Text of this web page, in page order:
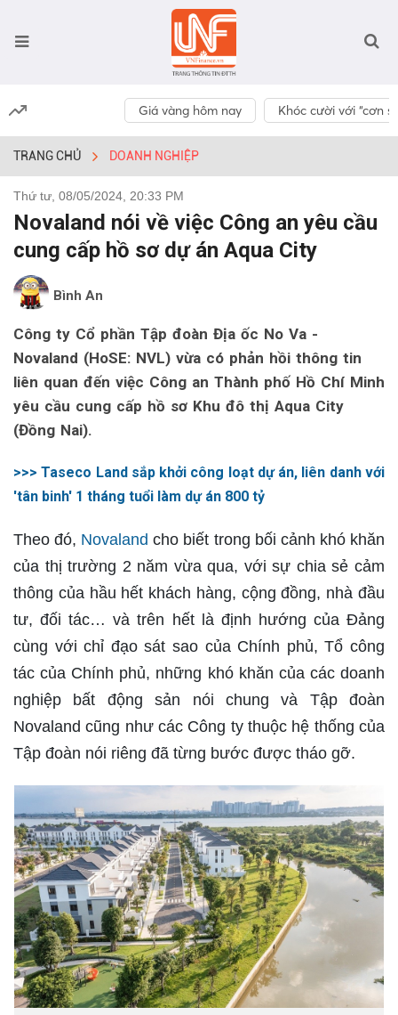
Giá vàng hôm nay Khóc cười với “cơn
TRANG CHỦ DOANH NGHIỆP
Thứ tư, 08/05/2024, 20:33 PM
Novaland nói về việc Công an yêu cầu
cung cấp hồ sơ dự án Aqua City
Bình An
Công ty Cổ phần Tập đoàn Địa ốc No Va -
Novaland (HoSE: NVL) vừa có phản hồi thông tin
liên quan đến việc Công an Thành phố Hồ Chí Minh
yêu cầu cung cấp hồ sơ Khu đô thị Aqua City
(Đồng Nai).
>>> Taseco Land sắp khởi công loạt dự án, liên danh với
'tân binh' 1 tháng tuổi làm dự án 800 tỷ
Theo đó, Novalandcho biết trong bối cảnh khó khăn
của thị trường 2 năm vừa qua, với sự chia sẻ cảm
thông của hầu hết khách hàng, cộng đồng, nhà đầu
tư, đối tác… và trên hết là định hướng của Đảng
cùng với chỉ đạo sát sao của Chính phủ, Tổ công
tác của Chính phủ, những khó khăn của các doanh
nghiệp bất động sản nói chung và Tập đoàn
Novaland cũng như các Công ty thuộc hệ thống của
Tập đoàn nói riêng đã từng bước được tháo gỡ.